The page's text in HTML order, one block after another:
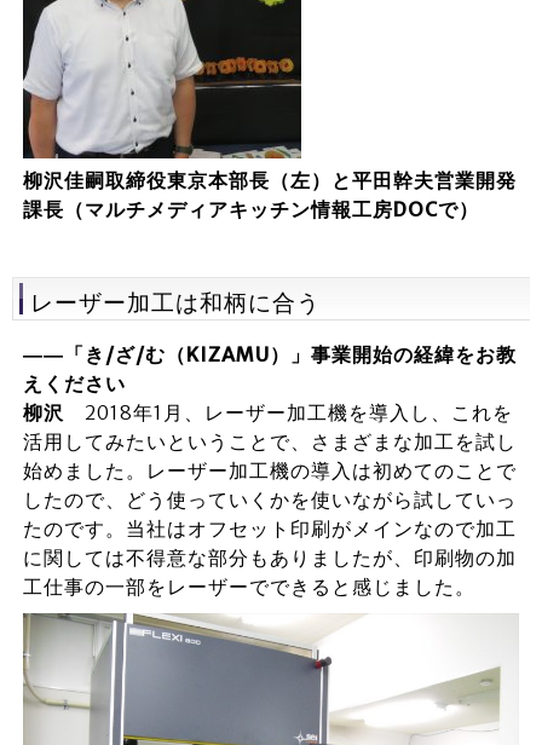
柳沢佳嗣取締役東京本部長（左）と平田幹夫営業開発
課長（マルチメディアキッチン情報工房DOCで）
レーザー加工は和柄に合う
――「き/ざ/む（KIZAMU）」事業開始の経緯をお教
えください
柳沢 2018年1月、レーザー加工機を導入し、これを
活用してみたいということで、さまざまな加工を試し
始めました。レーザー加工機の導入は初めてのことで
したので、どう使っていくかを使いながら試していっ
たのです。当社はオフセット印刷がメインなので加工
に関しては不得意な部分もありましたが、印刷物の加
工仕事の一部をレーザーでできると感じました。